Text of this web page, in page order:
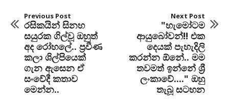
Previous Post
රසිකයින් සිනහ
සයුරක ගිල්වූ ඔහුත්
අද රෝහලේ.. ප්‍රවීණ
කලා ශිල්පියෙක්
ගැන ඇසෙන ඒ
සංවේදී කතාව
මෙන්න..
Next Post
"හැමෝටම
ආයුබෝවන්!! එක
දෙයක් පැහැදිලි
කරන්න ඕනේ.. මම
තවමත් ඉන්නේ ශ්‍රී
ලංකාවේ...." ඔහු
තැබූ සටහන